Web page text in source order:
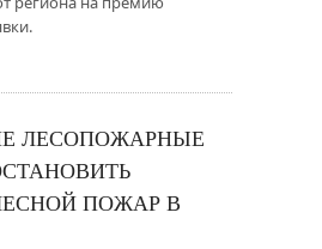
ЛЕСОПОЖАРНЫЕ
ПОЖАР В